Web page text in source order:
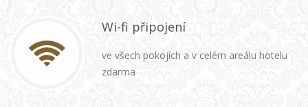
Wi-fi připojení
ve všech pokojích a v celém areálu hotelu
zdarma